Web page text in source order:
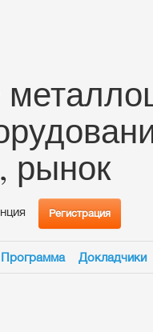
рынок
Регистрация
Программа Докладчики